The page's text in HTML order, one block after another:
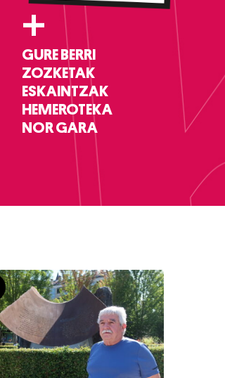
+
GURE BERRI
ZOZKETAK
ESKAINTZAK
HEMEROTEKA
NOR GARA